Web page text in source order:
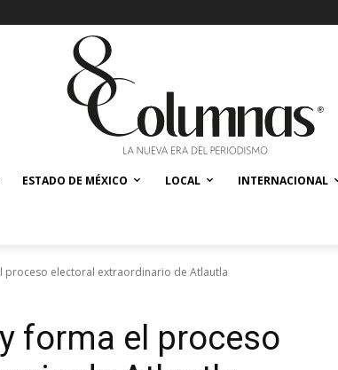
ESTADO DE MÉXICO LOCAL INTERNACIONAL
proceso electoral extraordinario de Atlautla
forma el proceso